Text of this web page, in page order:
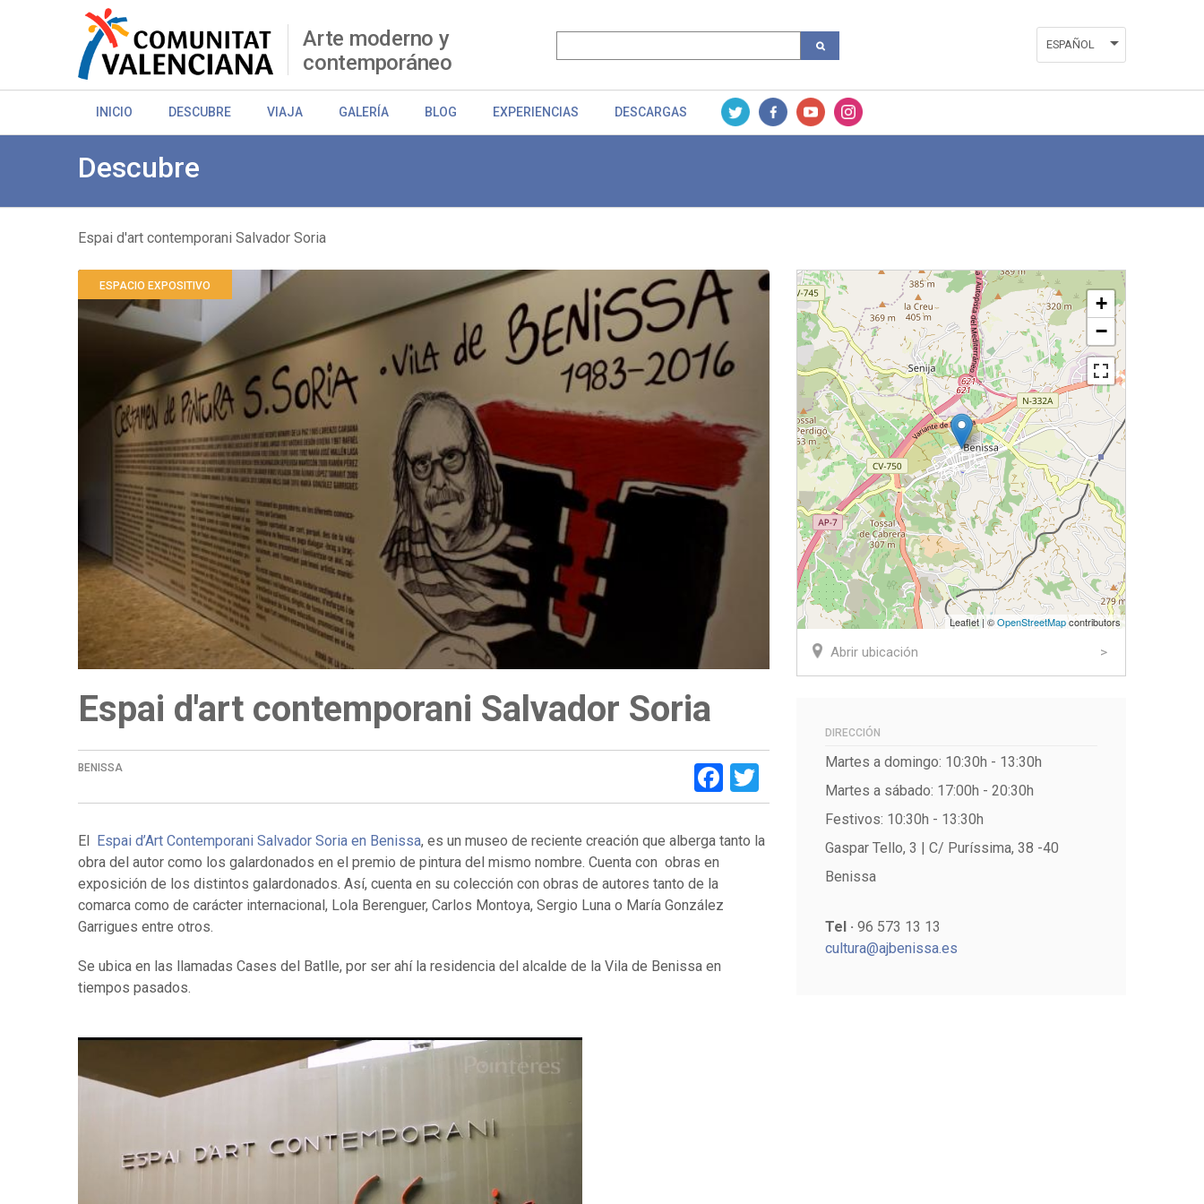
Arte moderno y
contemporáneo
ESPAÑOL
INICIO DESCUBRE VIAJA GALERÍA BLOG EXPERIENCIAS DESCARGAS
Descubre
Sobrescribir
enlaces
ayuda
navegación
Espai d'art contemporani Salvador Soria
ESPACIO EXPOSITIVO
Espai d'art contemporani Salvador Soria
BENISSA Facebook
Twitter
El Espai d’Art Contemporani Salvador Soria en Benissa, es un museo de reciente creación que alberga tanto la
obra del autor como los galardonados en el premio de pintura del mismo nombre. Cuenta con obras en
exposición de los distintos galardonados. Así, cuenta en su colección con obras de autores tanto de la
comarca como de carácter internacional, Lola Berenguer, Carlos Montoya, Sergio Luna o María González
Garrigues entre otros.
Se ubica en las llamadas Cases del Batlle, por ser ahí la residencia del alcalde de la Vila de Benissa en
tiempos pasados.
+
−
Leaflet | ©OpenStreetMapcontributors
Abrir ubicación
DIRECCIÓN
Martes a domingo: 10:30h - 13:30h
Martes a sábado: 17:00h - 20:30h
Festivos: 10:30h - 13:30h
Gaspar Tello, 3 | C/ Puríssima, 38 -40
Benissa
Tel ·96 573 13 13
cultura@ajbenissa.es